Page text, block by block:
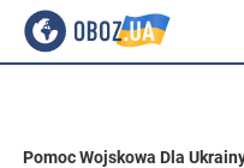
Pomoc Wojskowa Dla